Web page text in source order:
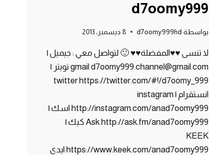
d7oomy999
بواسطة d7oomy999hd 8 ديسمبر، 2013
لا تنسى ♥♥المفضلة♥♥ 🙂 لتواصل معي : جيميل |
gmail d7oomy999.channel@gmail.com تويتر |
twitter https://twitter.com/#!/d7oomy_999
انستقرام | instagram
http://instagram.com/anad7oomy999 اسك |
Ask http://ask.fm/anad7oomy999 كيك |
KEEK
https://www.keek.com/anad7oomy999 ايدي